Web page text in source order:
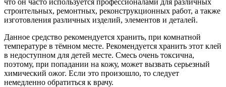
строительных, ремонтных, реконструкционных работ, а также
изготовления различных изделий, элементов и деталей.
Данное средство рекомендуется хранить, при комнатной
температуре в тёмном месте. Рекомендуется хранить этот клей
в недоступном для детей месте. Смесь очень токсична,
поэтому, при попадании на кожу, может вызвать серьезный
химический ожог. Если это произошло, то следует
немедленно обратиться к врачу.